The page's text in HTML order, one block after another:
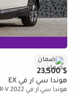
ضمان
$ 23,500
هوندا سي آر في EX